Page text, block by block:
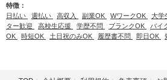
特徴：
日払い
週払い 高収入 副業OK WワークOK 大学
ター歓迎
高校生応援 学歴不問 ブランクOK バイ
OK
時短OK 土日祝のみOK 履歴書不問 即日OK